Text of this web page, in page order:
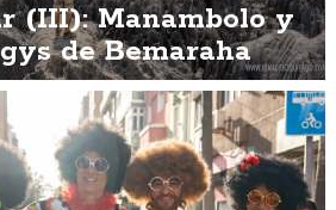
(III): Manambolo y
de Bemaraha